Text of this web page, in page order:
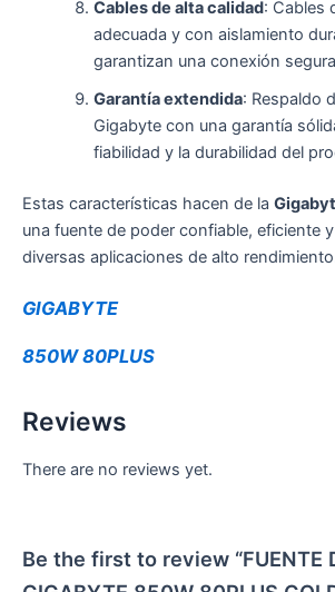
Cables de alta calidad: Cables
adecuada y con aislamiento
garantizan una conexión
Garantía extendida: Respaldo
Gigabyte con una garantía
fiabilidad y la durabilidad del
Estas características hacen de la
una fuente de poder confiable, eficiente
diversas aplicaciones de alto
GIGABYTE
850W 80PLUS
Reviews
There are no reviews yet.
Be the first to review “FUENTE